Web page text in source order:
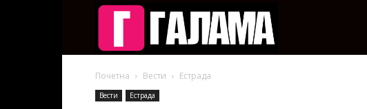
Почетна Вести Естрада
Вести Естрада